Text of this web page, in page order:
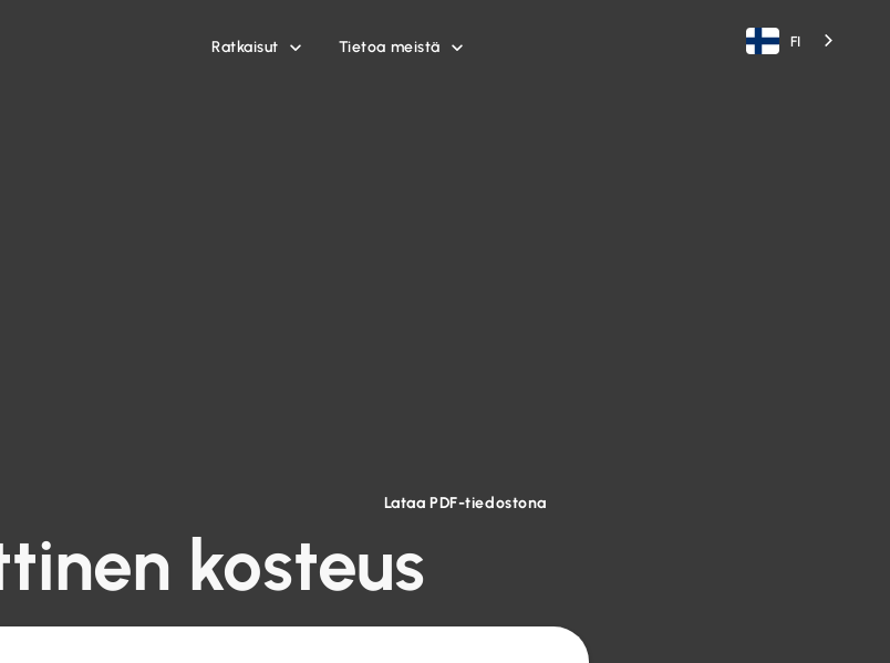
Ratkaisut  Tietoa meistä  FI
Lataa PDF-tiedostona
kosteus